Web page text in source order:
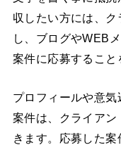
収したい方には、
し、ブログやWEB
案件に応募すること
プロフィールや意
案件は、クライア
きます。応募した